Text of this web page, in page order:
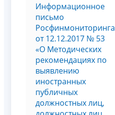
Информационное
письмо
Росфинмониторинга
от 12.12.2017 № 53
«О Методических
рекомендациях по
выявлению
иностранных
публичных
должностных лиц,